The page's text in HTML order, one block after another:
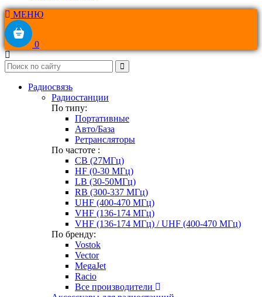
МЕНЮ
0
Радиосвязь
Радиостанции
По типу:
Портативные
Авто/База
Ретрансляторы
По частоте :
CB (27МГц)
HF (0-30 МГц)
LB (30-50МГц)
RB (300-337 МГц)
UHF (400-470 МГц)
VHF (136-174 МГц)
VHF (136-174 МГц) / UHF (400-470 МГц)
По бренду:
Vostok
Vector
MegaJet
Racio
Все производители